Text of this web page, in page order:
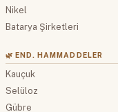
Nikel
Batarya Şirketleri
🌿 END. HAMMADDELER
Kauçuk
Selüloz
Gübre